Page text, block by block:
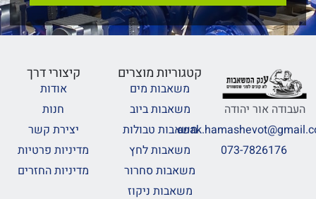
העבודה אור יהודה
073-7826176
קטגוריות מוצרים
משאבות מים
משאבות ביוב
משאבות טבולות
משאבות לחץ
משאבות סחרור
משאבות ניקוז
קיצורי דרך
אודות
חנות
יצירת קשר
מדיניות פרטיות
מדיניות החזרים